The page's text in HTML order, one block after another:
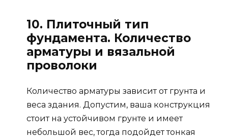
10. Плиточный тип
фундамента. Количество
арматуры и вязальной
проволоки
Количество арматуры зависит от грунта и
веса здания. Допустим, ваша конструкция
стоит на устойчивом грунте и имеет
небольшой вес, тогда подойдет тонкая